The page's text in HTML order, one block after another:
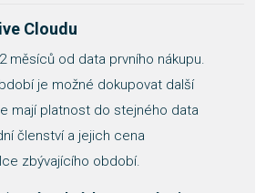
Cloudu
měsíců od data prvního nákupu.
je možné dokupovat další
mají platnost do stejného data
členství a jejich cena
zbývajícího období.